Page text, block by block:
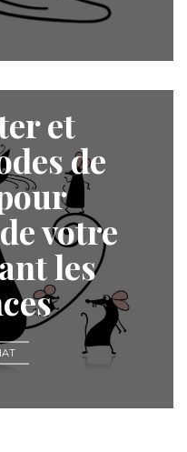
et
de
votre
les